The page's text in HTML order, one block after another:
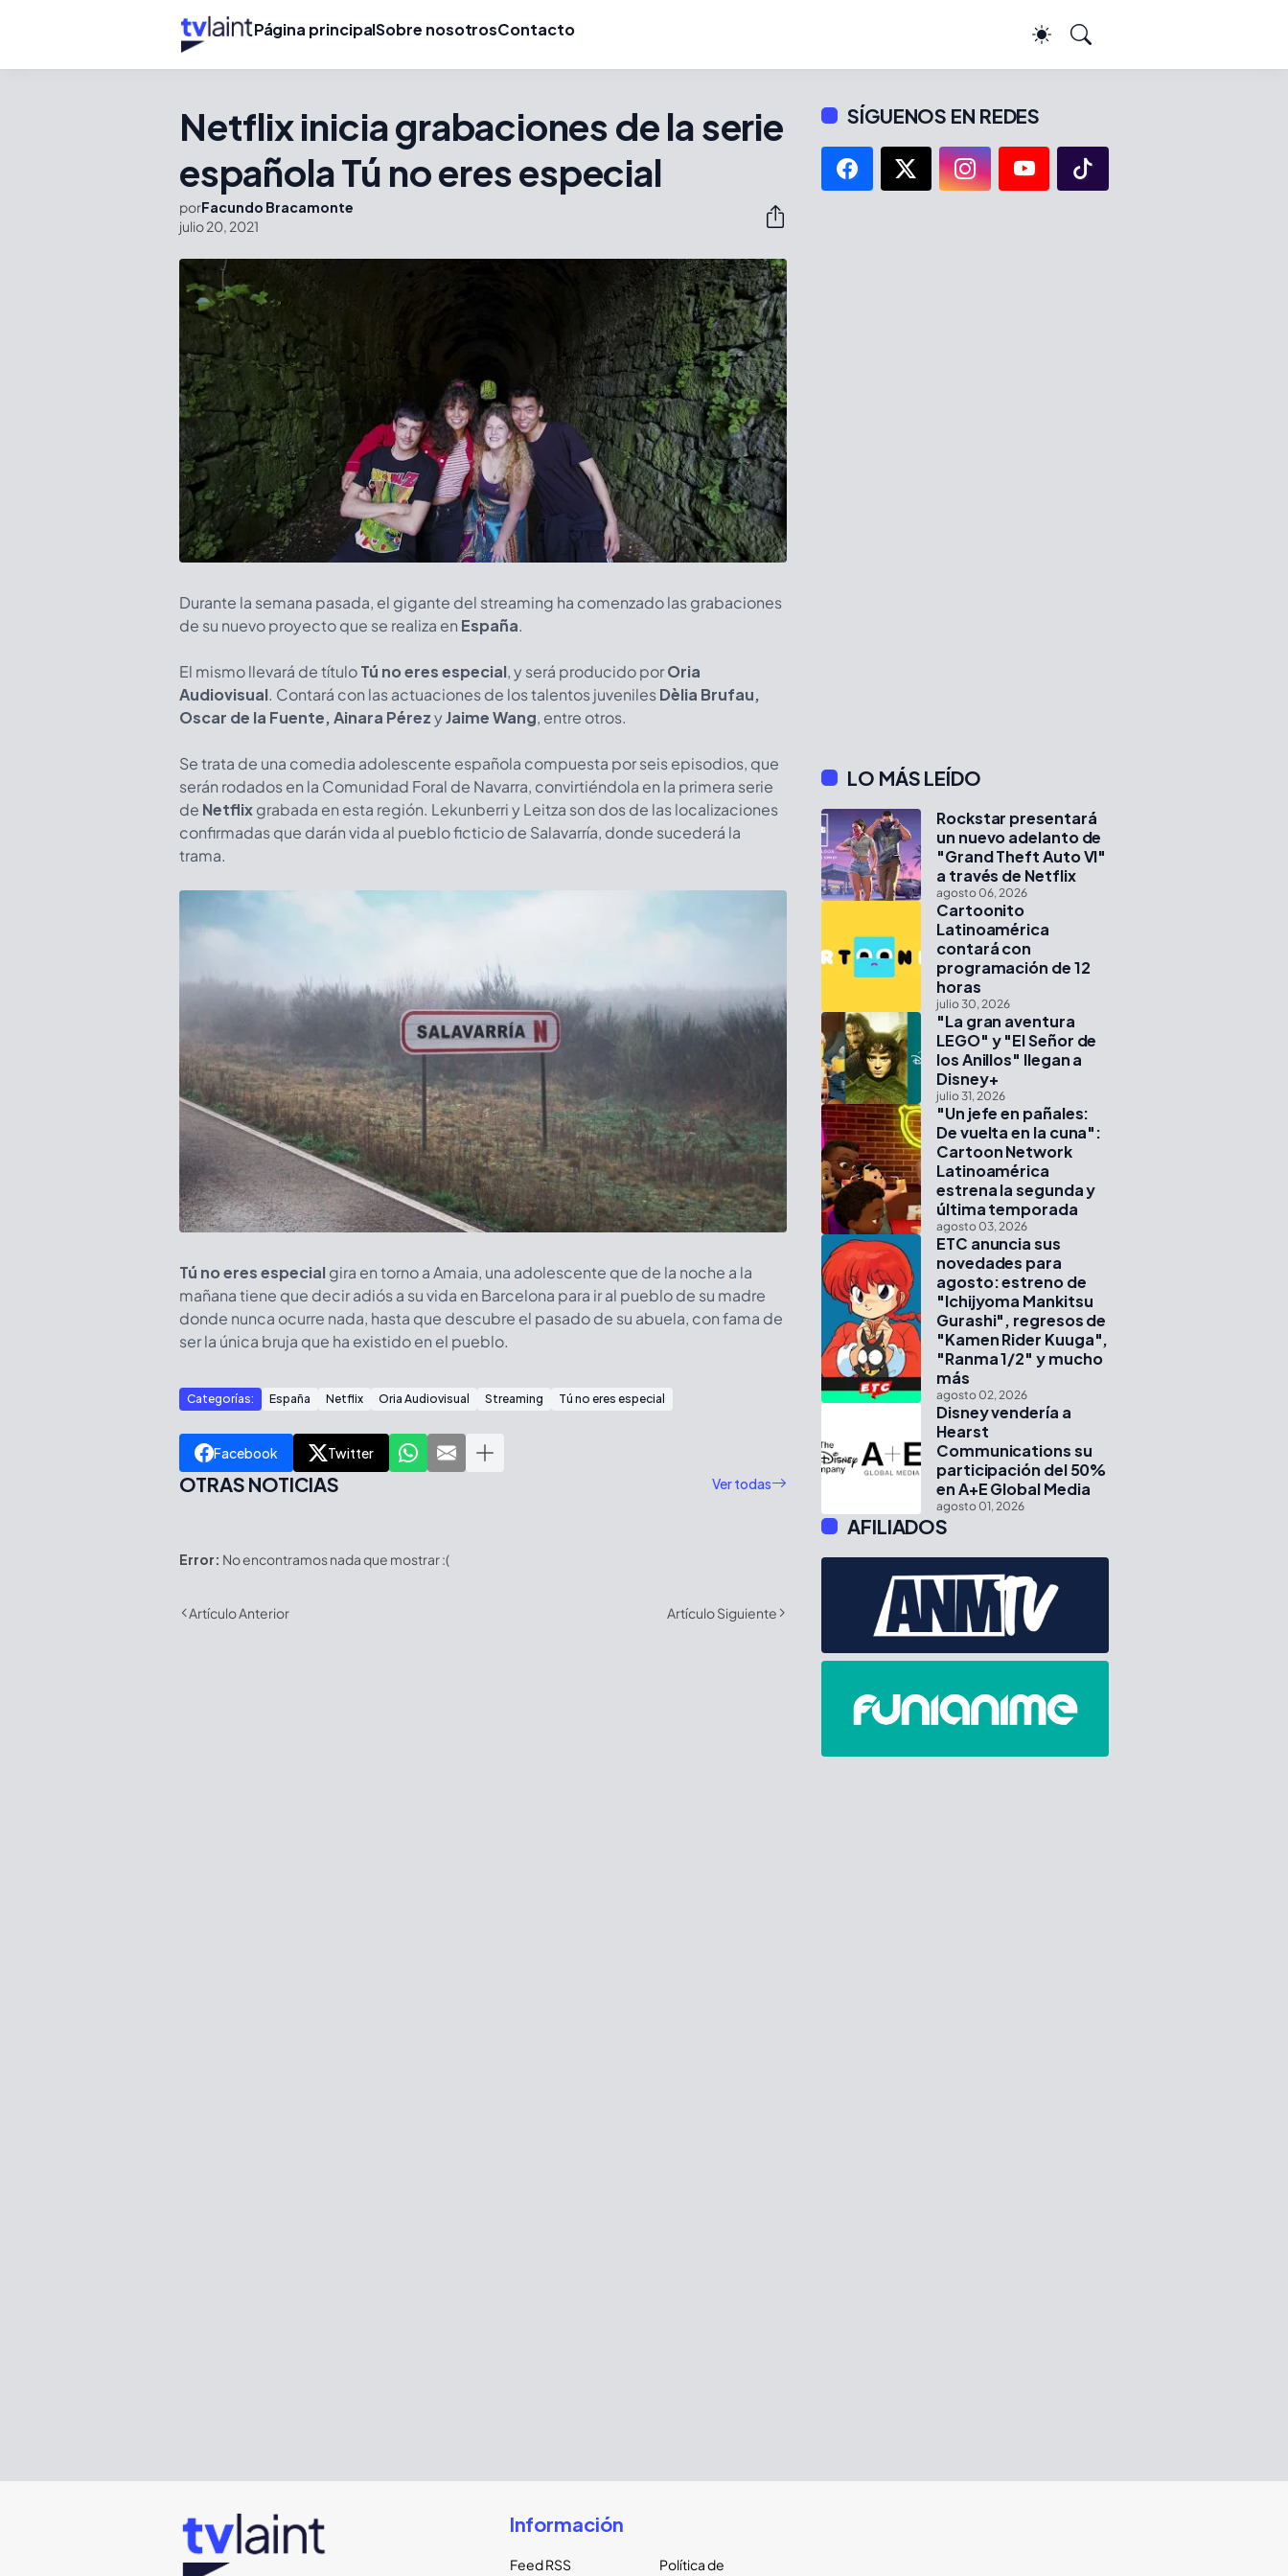
Página principalSobre nosotrosContacto
Netflix inicia grabaciones de la serie
española Tú no eres especial
porFacundo Bracamonte
julio 20, 2021
Durante la semana pasada, el gigante del streaming ha comenzado las grabaciones
de su nuevo proyecto que se realiza en España.
El mismo llevará de títuloTú no eres especial, y será producido porOria
Audiovisual. Contará con las actuaciones de los talentos juvenilesDèlia Brufau,
Oscar de la Fuente, Ainara PérezyJaime Wang, entre otros.
Se trata de una comedia adolescente española compuesta por seis episodios, que
serán rodados en la Comunidad Foral de Navarra, convirtiéndola en la primera serie
de Netflixgrabada en esta región. Lekunberri y Leitza son dos de las localizaciones
confirmadas que darán vida al pueblo ficticio de Salavarría, donde sucederá la
trama.
Tú no eres especialgira en torno a Amaia, una adolescente que de la noche a la
mañana tiene que decir adiós a su vida en Barcelona para ir al pueblo de su madre
donde nunca ocurre nada, hasta que descubre el pasado de su abuela, con fama de
ser la única bruja que ha existido en el pueblo.
Categorías: España Netflix Oria Audiovisual Streaming Tú no eres especial
Facebook Twitter
OTRAS NOTICIAS Ver todas
Error: No encontramos nada que mostrar :(
Artículo Anterior Artículo Siguiente
SÍGUENOS EN REDES
LO MÁS LEÍDO
Rockstar presentará
un nuevo adelanto de
"Grand Theft Auto VI"
a través de Netflix
agosto 06, 2026
Cartoonito
Latinoamérica
contará con
programación de 12
horas
julio 30, 2026
"La gran aventura
LEGO" y "El Señor de
los Anillos" llegan a
Disney+
julio 31, 2026
"Un jefe en pañales:
De vuelta en la cuna":
Cartoon Network
Latinoamérica
estrena la segunda y
última temporada
agosto 03, 2026
ETC anuncia sus
novedades para
agosto: estreno de
"Ichijyoma Mankitsu
Gurashi", regresos de
"Kamen Rider Kuuga",
"Ranma 1/2" y mucho
más
agosto 02, 2026
Disney vendería a
Hearst
Communications su
participación del 50%
en A+E Global Media
agosto 01, 2026
AFILIADOS
Información
Feed RSS
Política de